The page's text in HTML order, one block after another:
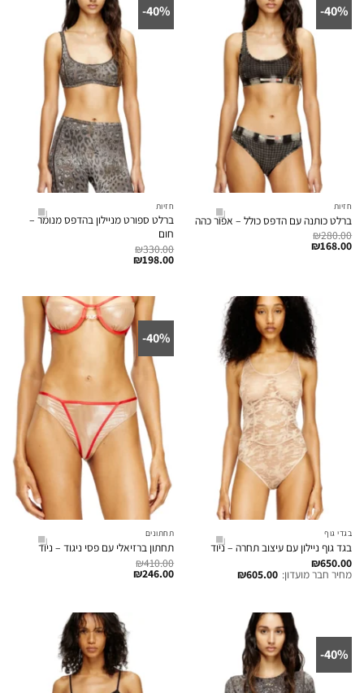
40%-
חזיות
ברלט כותנה עם הדפס כולל – אפור כהה
₪280.00
₪168.00
40%-
חזיות
ברלט ספורט מניילון בהדפס מנומר –
חום
₪330.00
₪198.00
בגדי גוף
בגד גוף ניילון עם עיצוב תחרה – ניוד
₪650.00
מחיר חבר מועדון: ₪605.00
40%-
תחתונים
תחתון ברזיאלי עם פסי ניגוד – ניוד
₪410.00
₪246.00
40%-